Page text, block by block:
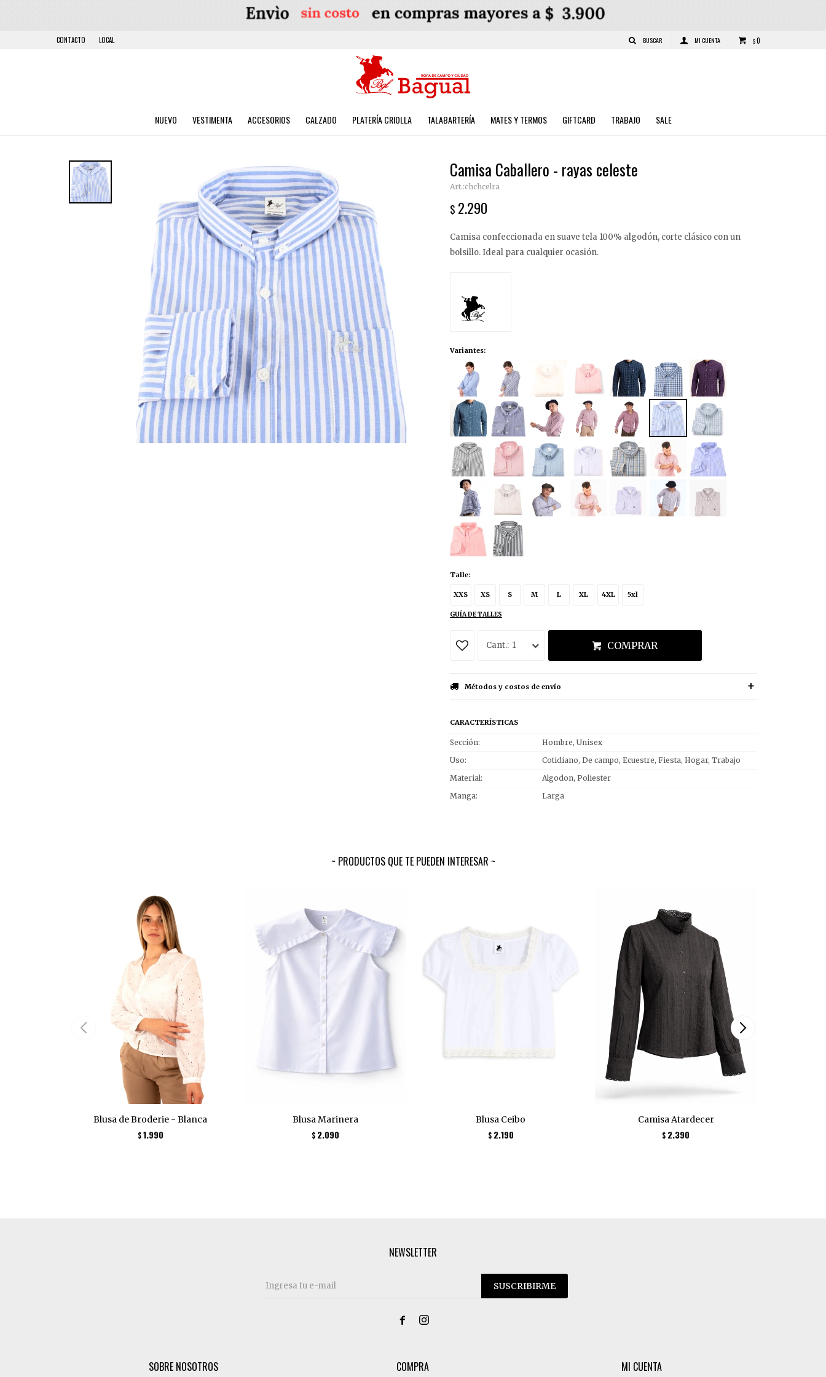
NUEVO VESTIMENTA ACCESORIOS CALZADO PLATERÍA CRIOLLA TALABARTERÍA MATES Y TERMOS GIFTCARD TRABAJO SALE
$0
CONTACTO LOCAL
Camisa Caballero - rayas celeste
chchcelra
$ 2.290
Camisa confeccionada en suave tela 100% algodón, corte clásico con un
bolsillo. Ideal para cualquier ocasión.
Variantes:
Talle:
XXS XS S M L XL 4XL 5xl
GUÍA DE TALLES
1 COMPRAR
Métodos y costos de envío
CARACTERÍSTICAS
Sección
Hombre, Unisex
Uso
Cotidiano, De campo, Ecuestre, Fiesta, Hogar, Trabajo
Material
Algodon, Poliester
Manga
Larga
PRODUCTOS QUE TE PUEDEN INTERESAR
Blusa de Broderie - Blanca
$ 1.990
Blusa Marinera
$ 2.090
Blusa Ceibo
$ 2.190
Camisa Atardecer
$ 2.390
SOBRE NOSOTROS COMPRA MI CUENTA
NEWSLETTER
SUSCRIBIRME
 